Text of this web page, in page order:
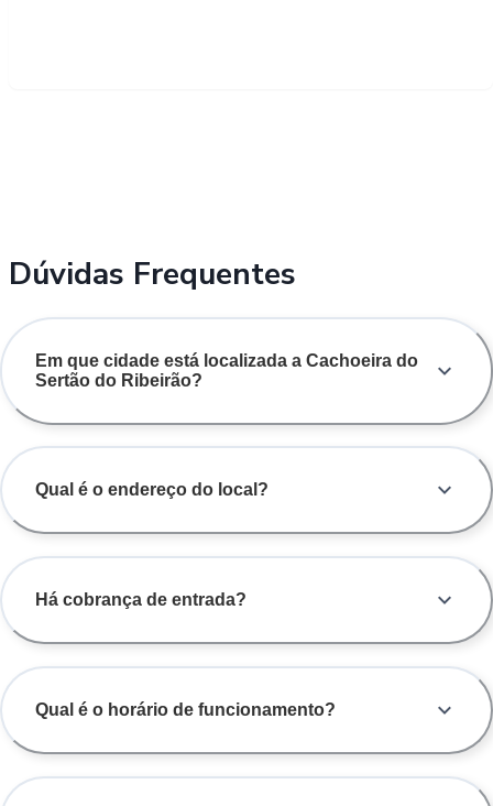
Dúvidas Frequentes
Em que cidade está localizada a Cachoeira do
Sertão do Ribeirão?
Qual é o endereço do local?
Há cobrança de entrada?
Qual é o horário de funcionamento?